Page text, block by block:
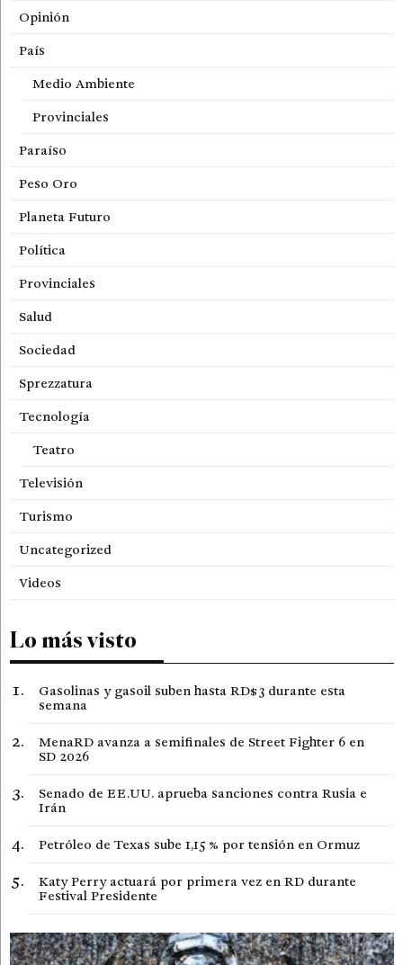
Opinión
País
Medio Ambiente
Provinciales
Paraíso
Peso Oro
Planeta Futuro
Política
Provinciales
Salud
Sociedad
Sprezzatura
Tecnología
Teatro
Televisión
Turismo
Uncategorized
Videos
Lo más visto
Gasolinas y gasoil suben hasta RD$3 durante esta
semana
MenaRD avanza a semifinales de Street Fighter 6 en
SD 2026
Senado de EE.UU. aprueba sanciones contra Rusia e
Irán
Petróleo de Texas sube 1,15 % por tensión en Ormuz
Katy Perry actuará por primera vez en RD durante
Festival Presidente